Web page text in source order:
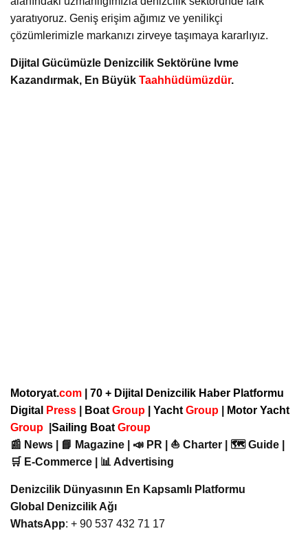
yaratıyoruz. Geniş erişim ağımız ve yenilikçi
çözümlerimizle markanızı zirveye taşımaya kararlıyız.
Dijital Gücümüzle Denizcilik Sektörüne Ivme
Kazandırmak, En Büyük Taahhüdümüzdür.
Motoryat.com | 70 + Dijital Denizcilik Haber Platformu
Digital
Press Boat Group Yacht Group
Motor Yacht
Group
Sailing Boat Group
📰 News | 📘 Magazine | 📣 PR | ⛵ Charter | 🗺️ Guide |
🛒 E-Commerce | 📊 Advertising
Denizcilik Dünyasının En Kapsamlı Platformu
Global Denizcilik Ağı
WhatsApp: + 90 537 432 71 17